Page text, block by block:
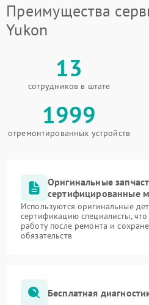
Преимущества
Yukon
13
сотрудников в штате
1999
отремонтированных устройств
Оригинальные
сертифицированные
Используются оригинальные
сертификацию специалисты,
работу после ремонта и
обязательств
Бесплатная